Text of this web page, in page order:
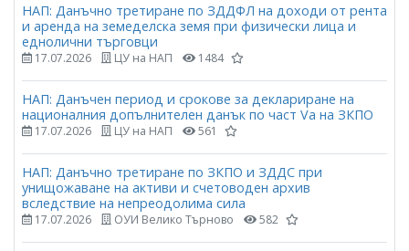
НАП: Данъчно третиране по ЗДДФЛ на доходи от рента
и аренда на земеделска земя при физически лица и
еднолични търговци
17.07.2026 ЦУ на НАП 1484
НАП: Данъчен период и срокове за деклариране на
националния допълнителен данък по част Vа на ЗКПО
17.07.2026 ЦУ на НАП 561
НАП: Данъчно третиране по ЗКПО и ЗДДС при
унищожаване на активи и счетоводен архив
вследствие на непреодолима сила
17.07.2026 ОУИ Велико Търново 582